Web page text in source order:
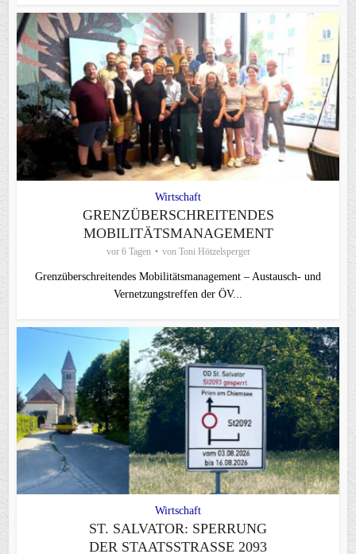
Wirtschaft
GRENZÜBERSCHREITENDES
MOBILITÄTSMANAGEMENT
vor 6 Tagen von Toni Hötzelsperger
Grenzüberschreitendes Mobilitätsmanagement – Austausch- und
Vernetzungstreffen der ÖV...
Wirtschaft
ST. SALVATOR: SPERRUNG
DER STAATSSTRASSE 2093